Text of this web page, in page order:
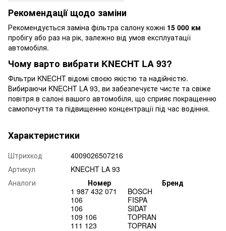
Рекомендації щодо заміни
Рекомендується заміна фільтра салону кожні 15 000 км
пробігу або раз на рік, залежно від умов експлуатації
автомобіля.
Чому варто вибрати KNECHT LA 93?
Фільтри KNECHT відомі своєю якістю та надійністю.
Вибираючи KNECHT LA 93, ви забезпечуєте чисте та свіже
повітря в салоні вашого автомобіля, що сприяє покращенню
самопочуття та підвищенню концентрації під час водіння.
Характеристики
Штрихкод
4009026507216
Артикул
KNECHT LA 93
Аналоги
Номер
Бренд
1 987 432 071
BOSCH
106
FISPA
106
SIDAT
109 106
TOPRAN
111 123
TOPRAN